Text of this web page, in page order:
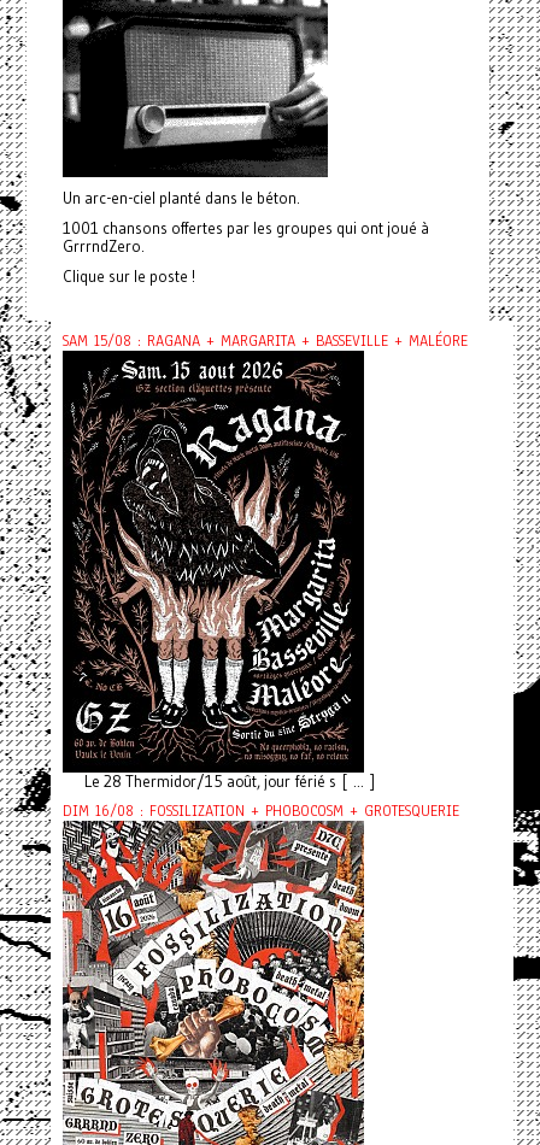
Un arc-en-ciel planté dans le béton.
1001 chansons offertes par les groupes qui ont joué à
GrrrndZero.
Clique sur le poste !
SAM 15/08 : RAGANA + MARGARITA + BASSEVILLE + MALÉORE
Le 28 Thermidor/15 août, jour férié s [ ... ]
DIM 16/08 : FOSSILIZATION + PHOBOCOSM + GROTESQUERIE